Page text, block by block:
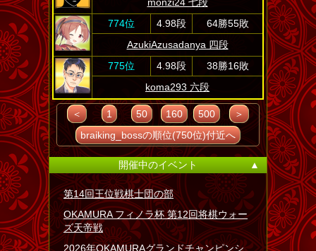
774位
4.98段
64勝55敗
AzukiAzusadanya 四段
775位
4.98段
38勝16敗
koma293 六段
＜ 1 50 160 500
＞
braiking_bossの順位(750位)付近へ
開催中のイベント ▲
第14回王位戦棋士団の部
OKAMURA フィノラ杯 第12回将棋ウォー
ズ天帝戦
2026年OKAMURAグランドチャンピンシ